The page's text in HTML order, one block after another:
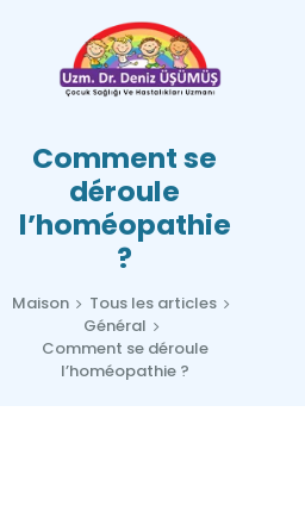
Comment se
déroule
l’homéopathie
?
Maison
Tous les articles
Général
Comment se déroule
l’homéopathie ?
SPÉCIALISTE DR. LA
Spécialiste de la santé et des
PAGE D'ACCUEIL
HOMÉOPATHIE
LES MALADIES
SUR MOI
COMMUNICATION
FRANÇAIS